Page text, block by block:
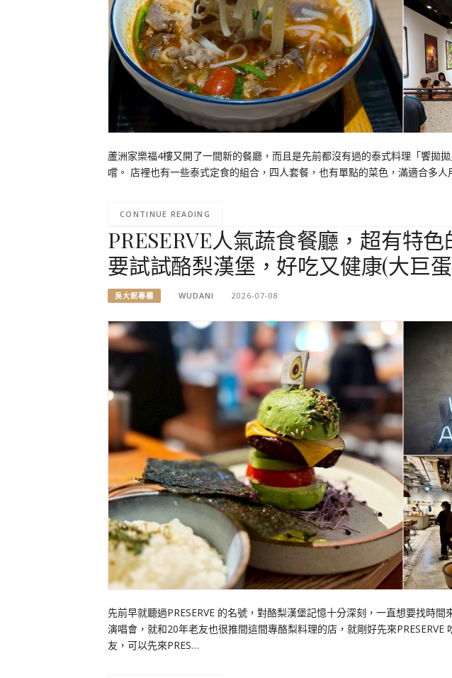
蘆洲家樂福4樓又開了一間新的餐廳，而且是先前都沒有過的泰式料理「饗拋
嚐。 店裡也有一些泰式定食的組合，四人套餐，也有單點的菜色，滿適合多人
CONTINUE READING
PRESERVE人氣蔬食餐廳，超有特
要試試酪梨漢堡，好吃又健康(大巨
吳大妮專欄 WUDANI 2026-07-08
先前早就聽過PRESERVE 的名號，對酪梨漢堡記憶十分深刻，一直想要找時
演唱會，就和20年老友也很推間這間專酪梨料理的店，就剛好先來
友，可以先來PRES…